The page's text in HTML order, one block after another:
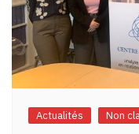
Actualités Non